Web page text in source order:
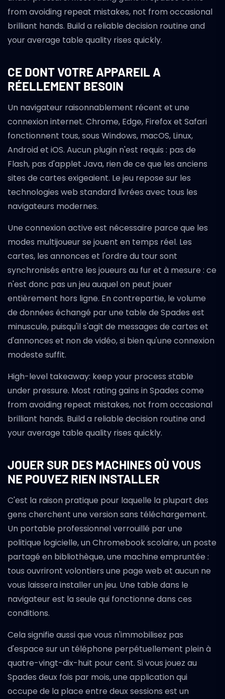
from avoiding repeat mistakes, not from occasional
brilliant hands. Build a reliable decision routine and
your average table quality rises quickly.
CE DONT VOTRE APPAREIL A
RÉELLEMENT BESOIN
Un navigateur raisonnablement récent et une
connexion internet. Chrome, Edge, Firefox et Safari
fonctionnent tous, sous Windows, macOS, Linux,
Android et iOS. Aucun plugin n'est requis : pas de
Flash, pas d'applet Java, rien de ce que les anciens
sites de cartes exigeaient. Le jeu repose sur les
technologies web standard livrées avec tous les
navigateurs modernes.
Une connexion active est nécessaire parce que les
modes multijoueur se jouent en temps réel. Les
cartes, les annonces et l'ordre du tour sont
synchronisés entre les joueurs au fur et à mesure : ce
n'est donc pas un jeu auquel on peut jouer
entièrement hors ligne. En contrepartie, le volume
de données échangé par une table de Spades est
minuscule, puisqu'il s'agit de messages de cartes et
d'annonces et non de vidéo, si bien qu'une connexion
modeste suffit.
High-level takeaway: keep your process stable
under pressure. Most rating gains in Spades come
from avoiding repeat mistakes, not from occasional
brilliant hands. Build a reliable decision routine and
your average table quality rises quickly.
JOUER SUR DES MACHINES OÙ VOUS
NE POUVEZ RIEN INSTALLER
C'est la raison pratique pour laquelle la plupart des
gens cherchent une version sans téléchargement.
Un portable professionnel verrouillé par une
politique logicielle, un Chromebook scolaire, un poste
partagé en bibliothèque, une machine empruntée :
tous ouvriront volontiers une page web et aucun ne
vous laissera installer un jeu. Une table dans le
navigateur est la seule qui fonctionne dans ces
conditions.
Cela signifie aussi que vous n'immobilisez pas
d'espace sur un téléphone perpétuellement plein à
quatre-vingt-dix-huit pour cent. Si vous jouez au
Spades deux fois par mois, une application qui
occupe de la place entre deux sessions est un